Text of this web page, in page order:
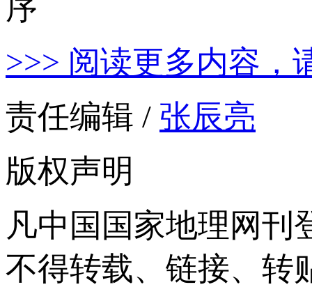
>>> 阅读更多内容，
责任编辑 / 张辰亮
版权声明
凡中国国家地理网刊
不得转载、链接、转